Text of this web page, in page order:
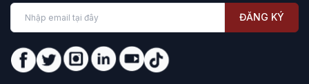
ĐĂNG KÝ